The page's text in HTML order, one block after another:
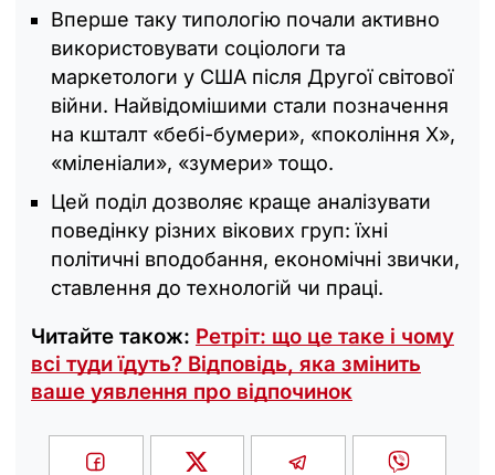
Вперше таку типологію почали активно
використовувати соціологи та
маркетологи у США після Другої світової
війни. Найвідомішими стали позначення
на кшталт «бебі-бумери», «покоління X»,
«міленіали», «зумери» тощо.
Цей поділ дозволяє краще аналізувати
поведінку різних вікових груп: їхні
політичні вподобання, економічні звички,
ставлення до технологій чи праці.
Читайте також: Ретріт: що це таке і чому
всі туди їдуть? Відповідь, яка змінить
ваше уявлення про відпочинок